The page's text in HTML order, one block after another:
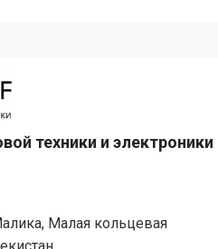
техники и электроники
Малая кольцевая